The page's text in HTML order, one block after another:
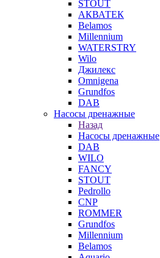
STOUT
АКВАТЕК
Belamos
Millennium
WATERSTRY
Wilo
Джилекс
Omnigena
Grundfos
DAB
Насосы дренажные
Назад
Насосы дренажные
DAB
WILO
FANCY
STOUT
Pedrollo
CNP
ROMMER
Grundfos
Millennium
Belamos